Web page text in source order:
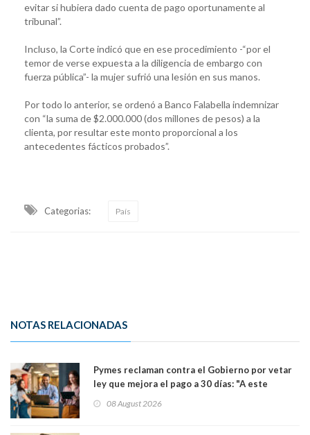
evitar si hubiera dado cuenta de pago oportunamente al
tribunal”.
Incluso, la Corte indicó que en ese procedimiento -“por el
temor de verse expuesta a la diligencia de embargo con
fuerza pública”- la mujer sufrió una lesión en sus manos.
Por todo lo anterior, se ordenó a Banco Falabella indemnizar
con “la suma de $2.000.000 (dos millones de pesos) a la
clienta, por resultar este monto proporcional a los
antecedentes fácticos probados”.
Categorias: País
NOTAS RELACIONADAS
Pymes reclaman contra el Gobierno por vetar
ley que mejora el pago a 30 días: "A este
medianas empresas"
08 August 2026